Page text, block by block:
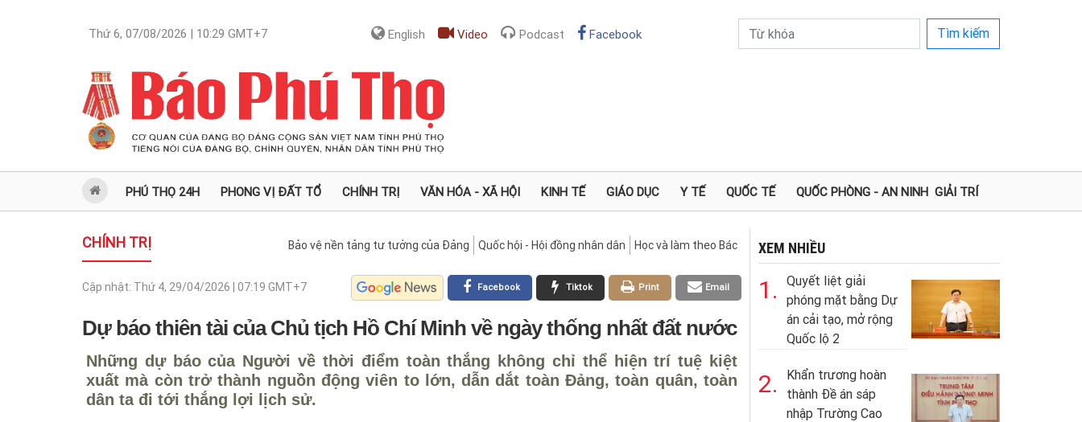
Thứ 6, 07/08/2026 | 10:29 GMT+7 English Video Podcast Facebook Tìm kiếm
PHÚ THỌ 24H PHONG VỊ ĐẤT TỔ CHÍNH TRỊ VĂN HÓA - XÃ HỘI KINH TẾ GIÁO DỤC Y TẾ QUỐC TẾ QUỐC PHÒNG - AN NINH GIẢI TRÍ
CHÍNH TRỊ Bảo vệ nền tảng tư tưởng của Đảng Quốc hội - Hội đồng nhân dân Học và làm theo Bác
Cập nhật: Thứ 4, 29/04/2026 | 07:19 GMT+7 Email
Print
Tiktok
Facebook
Dự báo thiên tài của Chủ tịch Hồ Chí Minh về ngày thống nhất đất nước
Những dự báo của Người về thời điểm toàn thắng không chỉ thể hiện trí tuệ kiệt
xuất mà còn trở thành nguồn động viên to lớn, dẫn dắt toàn Đảng, toàn quân, toàn
dân ta đi tới thắng lợi lịch sử.
XEM NHIỀU
1.
Quyết liệt giải
phóng mặt bằng Dự
án cải tạo, mở rộng
Quốc lộ 2
2.
Khẩn trương hoàn
thành Đề án sáp
nhập Trường Cao